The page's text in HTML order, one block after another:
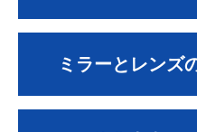
ミラーとレンズ